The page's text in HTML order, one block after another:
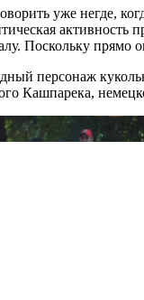
уже негде,
Поскольку
персонаж
Кашпарека,